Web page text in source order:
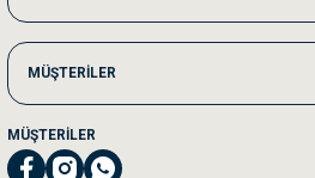
MÜŞTERİLER
MÜŞTERİLER